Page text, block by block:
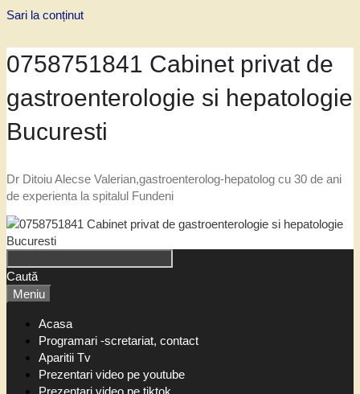
Sari la conținut
0758751841 Cabinet privat de
gastroenterologie si hepatologie
Bucuresti
Dr Ditoiu Alecse Valerian,gastroenterolog-hepatolog cu 30 de ani
de experienta la spitalul Fundeni
Caută
Meniu
Acasa
Programari -scretariat, contact
Aparitii Tv
Prezentari video pe youtube
Prezentari video pe tiktok